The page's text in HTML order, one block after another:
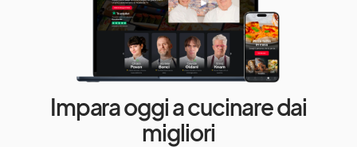
Impara oggi a cucinare dai
migliori